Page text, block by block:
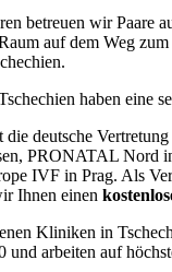
betreuen wir Paare
auf dem Weg
haben eine
die deutsche
PRONATAL Nord
IVF in Prag. Als
Ihnen einen
Kliniken in
und arbeiten auf